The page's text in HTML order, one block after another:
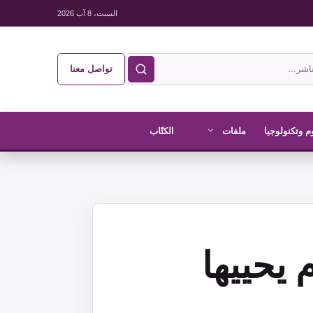
السبت، 8 آب 2026
تواصل معنا
وتكنولوجيا ملفات الكتّاب
يحييها